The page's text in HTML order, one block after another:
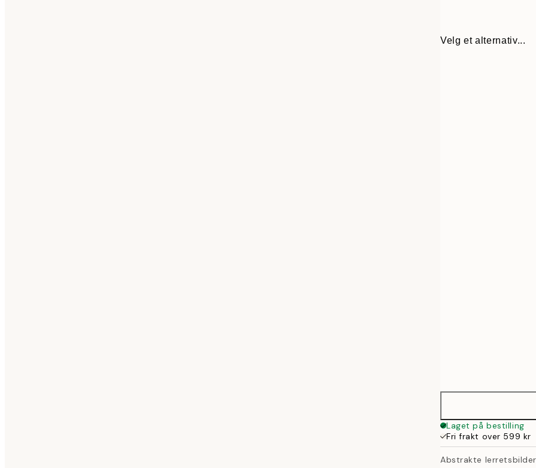
Velg et alternativ...
Laget på bestilling
Fri frakt over 599 kr
Abstrakte lerretsbilder